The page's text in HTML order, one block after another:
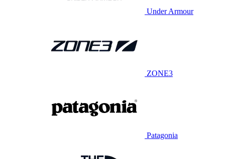
Under Armour
ZONE3
Patagonia